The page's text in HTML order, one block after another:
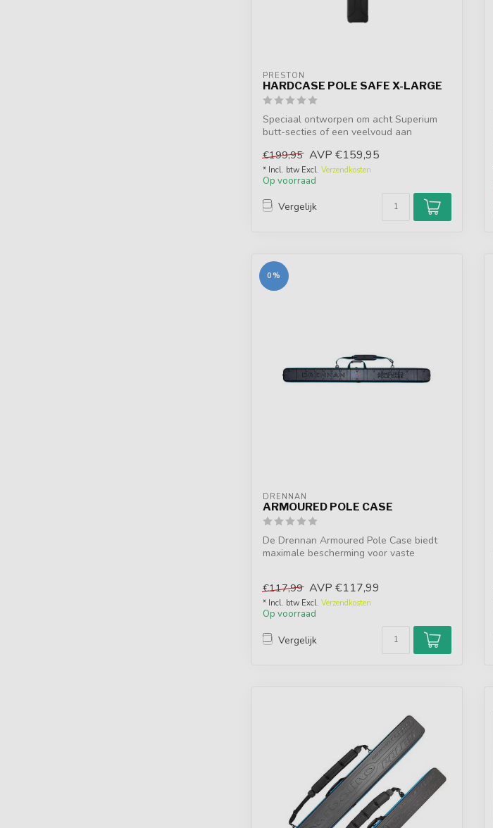
PRESTON
HARDCASE POLE SAFE X-LARGE
Speciaal ontworpen om acht Superium
butt-secties of een veelvoud aan
€199,95 AVP €159,95
* Incl. btw Excl. Verzendkosten
Op voorraad
Vergelijk
0%
DRENNAN
ARMOURED POLE CASE
De Drennan Armoured Pole Case biedt
maximale bescherming voor vaste
€117,99 AVP €117,99
* Incl. btw Excl. Verzendkosten
Op voorraad
Vergelijk